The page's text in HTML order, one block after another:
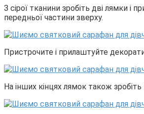
З сірої тканини зробіть дві лямки і
передньої частини зверху.
Пристрочите і прилаштуйте
На інших кінцях лямок також зробіть